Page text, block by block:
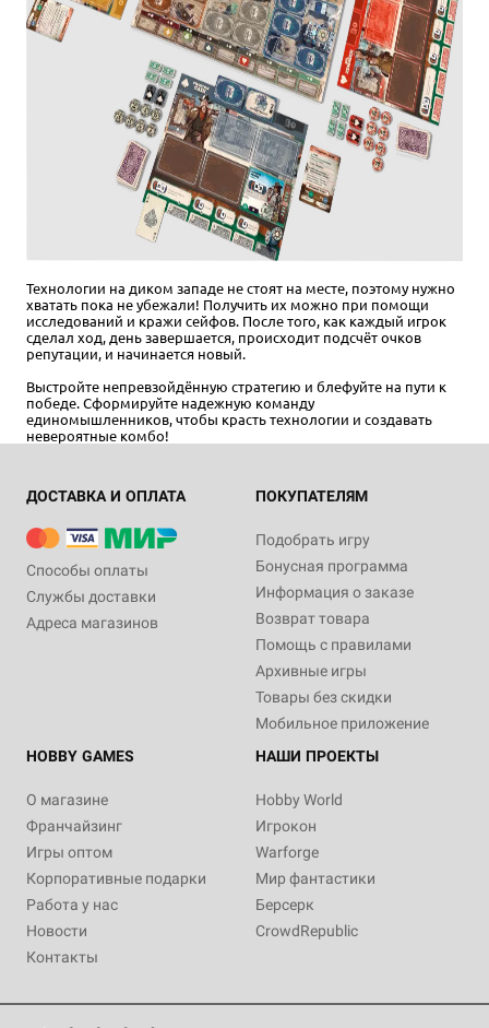
Технологии на диком западе не стоят на месте, поэтому нужно
хватать пока не убежали! Получить их можно при помощи
исследований и кражи сейфов. После того, как каждый игрок
сделал ход, день завершается, происходит подсчёт очков
репутации, и начинается новый.
Выстройте непревзойдённую стратегию и блефуйте на пути к
победе. Сформируйте надежную команду
единомышленников, чтобы красть технологии и создавать
невероятные комбо!
ДОСТАВКА И ОПЛАТА
Способы оплаты
Службы доставки
Адреса магазинов
ПОКУПАТЕЛЯМ
Подобрать игру
Бонусная программа
Информация о заказе
Возврат товара
Помощь с правилами
Архивные игры
Товары без скидки
Мобильное приложение
HOBBY GAMES
О магазине
Франчайзинг
Игры оптом
Корпоративные подарки
Работа у нас
Новости
Контакты
НАШИ ПРОЕКТЫ
Hobby World
Игрокон
Warforge
Мир фантастики
Берсерк
CrowdRepublic